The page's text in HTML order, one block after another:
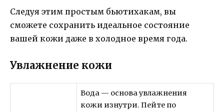
Следуя этим простым бьютихакам, вы
сможете сохранить идеальное состояние
вашей кожи даже в холодное время года.
Увлажнение кожи
Вода — основа увлажнения
кожи изнутри. Пейте по